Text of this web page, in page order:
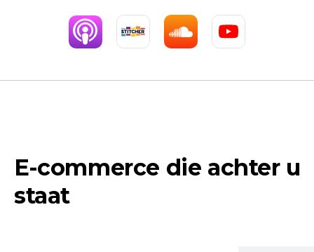
E-commerce die achter u
staat